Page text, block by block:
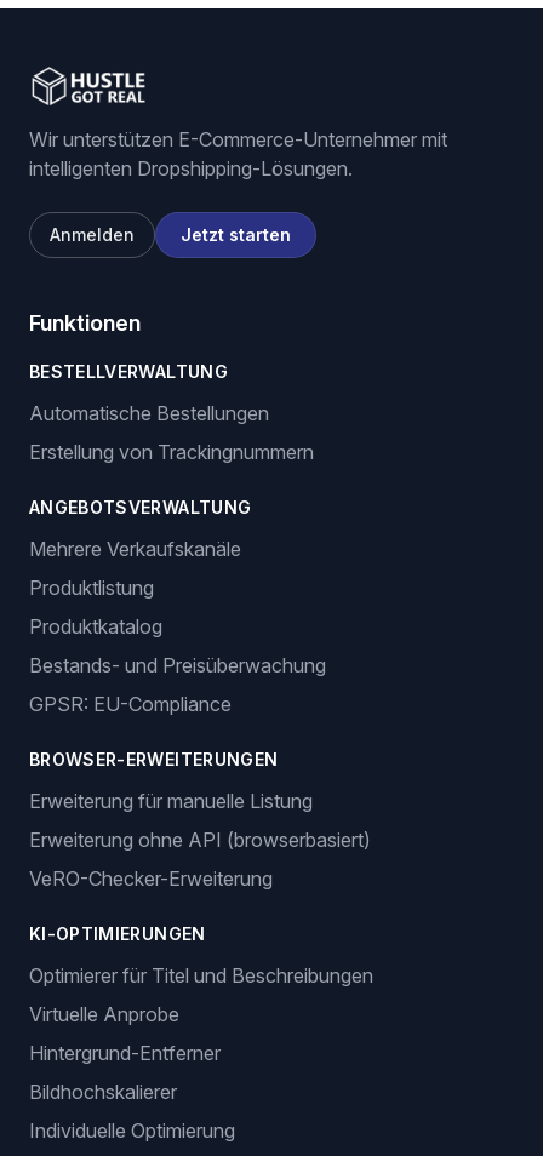
Wir unterstützen E-Commerce-Unternehmer mit
intelligenten Dropshipping-Lösungen.
Anmelden Jetzt starten
Funktionen
BESTELLVERWALTUNG
Automatische Bestellungen
Erstellung von Trackingnummern
ANGEBOTSVERWALTUNG
Mehrere Verkaufskanäle
Produktlistung
Produktkatalog
Bestands- und Preisüberwachung
GPSR: EU-Compliance
BROWSER-ERWEITERUNGEN
Erweiterung für manuelle Listung
Erweiterung ohne API (browserbasiert)
VeRO-Checker-Erweiterung
KI-OPTIMIERUNGEN
Optimierer für Titel und Beschreibungen
Virtuelle Anprobe
Hintergrund-Entferner
Bildhochskalierer
Individuelle Optimierung